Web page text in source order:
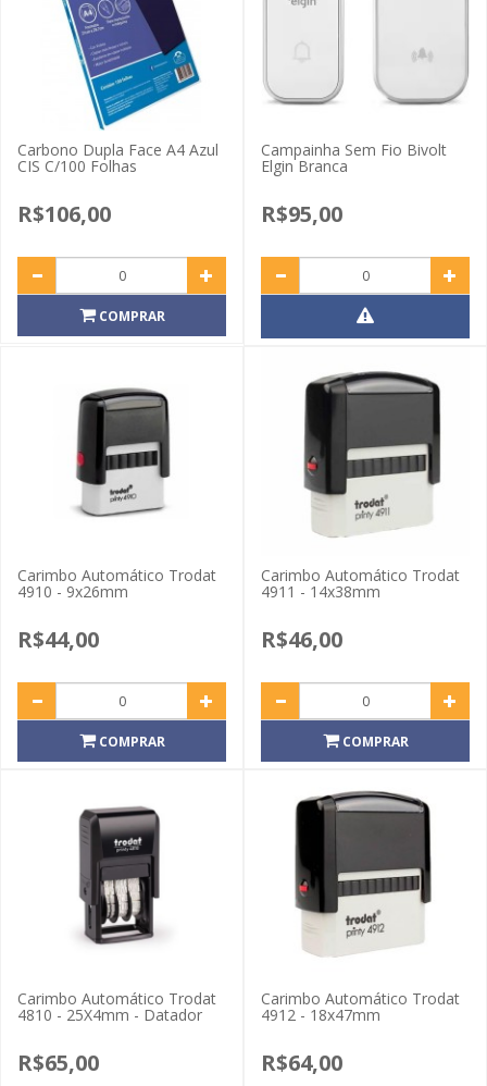
Carbono Dupla Face A4 Azul
CIS C/100 Folhas
R$106,00
COMPRAR
Campainha Sem Fio Bivolt
Elgin Branca
R$95,00
Carimbo Automático Trodat
4910 - 9x26mm
R$44,00
COMPRAR
Carimbo Automático Trodat
4911 - 14x38mm
R$46,00
COMPRAR
Carimbo Automático Trodat
4810 - 25X4mm - Datador
R$65,00
Carimbo Automático Trodat
4912 - 18x47mm
R$64,00